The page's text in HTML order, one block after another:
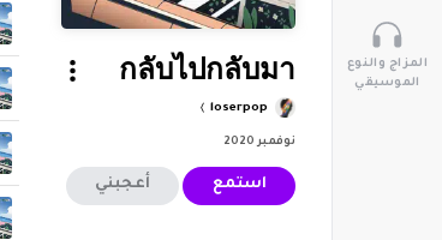
المزاج والنوع
الموسيقي
กลับไปกลับมา
loserpop
نوفمبر 2020
استمع أعجبني